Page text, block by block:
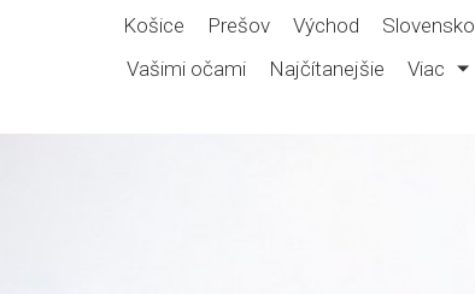
Košice Prešov Východ Slovensko
Vašimi očami
Najčítanejšie Viac